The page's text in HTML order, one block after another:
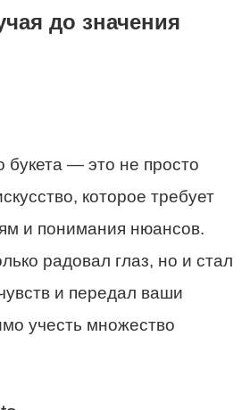
до значения
букета — это не просто
которое требует
и понимания нюансов.
радовал глаз, но и стал
и передал ваши
учесть множество